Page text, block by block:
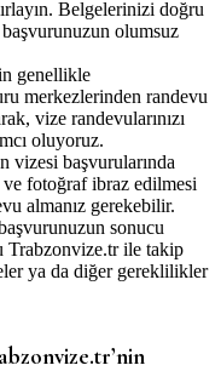
Belgelerinizi doğru
olumsuz
genellikle
merkezlerinden randevu
vize randevularınızı
oluyoruz.
vizesi başvurularında
fotoğraf ibraz edilmesi
almanız gerekebilir.
sonucu
Trabzonvize.tr ile takip
ya da diğer gereklilikler